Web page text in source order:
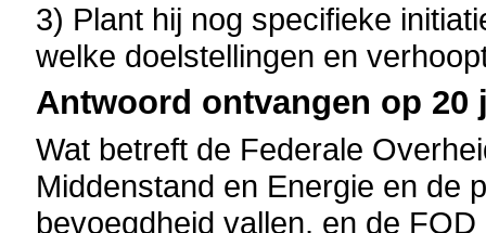
3) Plant hij nog specifieke
welke doelstellingen en
Antwoord ontvangen op 20
Wat betreft de Federale
Middenstand en Energie en de
bevoegdheid vallen, en de